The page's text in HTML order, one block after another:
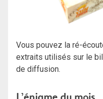
Vous pouvez la ré-
extraits utilisés sur le
de diffusion.